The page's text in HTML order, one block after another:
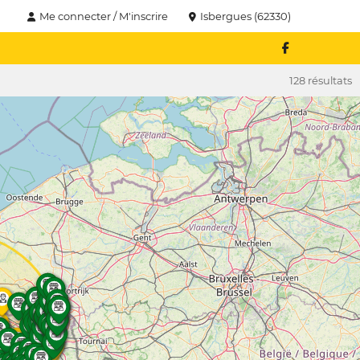
Me connecter / M'inscrire Isbergues (62330)
128 résultats